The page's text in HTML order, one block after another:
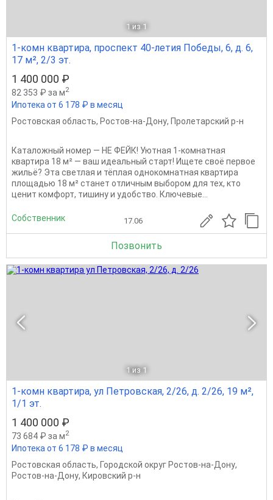
1 из 1
1-комн квартира, проспект 40-летия Победы, 6, д. 6,
17 м², 2/3 эт.
1 400 000 ₽
82 353 ₽ за м2
Ипотека от 6 178 ₽ в месяц
Ростовская область, Ростов-на-Дону, Пролетарский р-н
Каталожный номер — НЕ ФЕЙК! Уютная 1-комнатная
квартира 18 м² — ваш идеальный старт! Ищете своё первое
жильё? Эта светлая и тёплая однокомнатная квартира
площадью 18 м² станет отличным выбором для тех, кто
ценит комфорт, тишину и удобство. Ключевые...
Собственник 17.06
Позвонить
1 из 1
1-комн квартира, ул Петровская, 2/26, д. 2/26, 19 м²,
1/1 эт.
1 400 000 ₽
73 684 ₽ за м2
Ипотека от 6 178 ₽ в месяц
Ростовская область, Городской округ Ростов-на-Дону,
Ростов-на-Дону, Кировский р-н